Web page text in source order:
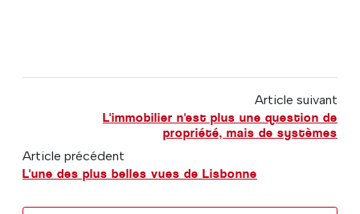
Article suivant
L'immobilier n'est plus une question de
propriété, mais de systèmes
Article précédent
L'une des plus belles vues de Lisbonne